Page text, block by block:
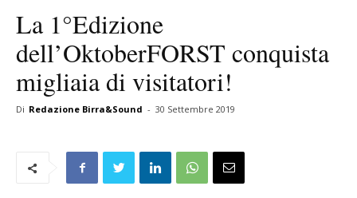
La 1°Edizione
dell’OktoberFORST conquista
migliaia di visitatori!
Di Redazione Birra&Sound - 30 Settembre 2019